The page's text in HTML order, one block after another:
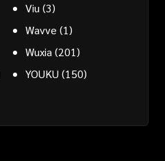
Viu(3)
Wavve (1)
Wuxia(201)
YOUKU (150)